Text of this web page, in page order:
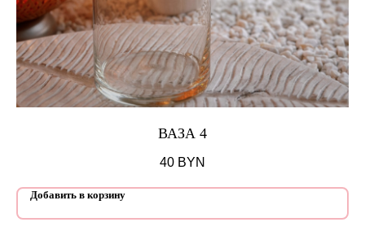
ВАЗА 4
40 BYN
Добавить в корзину